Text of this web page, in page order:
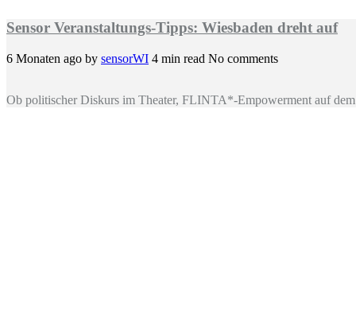
Sensor Veranstaltungs-Tipps: Wiesbaden dreht auf
6 Monaten ago by sensorWI 4 min read No comments
Ob politischer Diskurs im Theater, FLINTA*-Empowerment auf